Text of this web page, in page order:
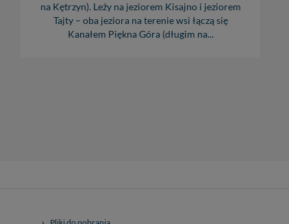
na Kętrzyn). Leży na jeziorem Kisajno i jeziorem
Tajty – oba jeziora na terenie wsi łączą się
Kanałem Piękna Góra (długim na...